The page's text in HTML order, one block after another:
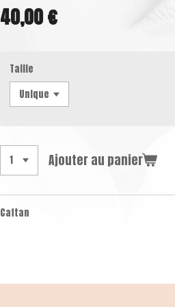
40,00 €
Taille
Ajouter au panier
Caftan